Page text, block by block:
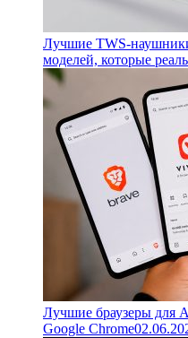
Лучшие TWS-
моделей, которые
Лучшие браузеры для
Google Chrome